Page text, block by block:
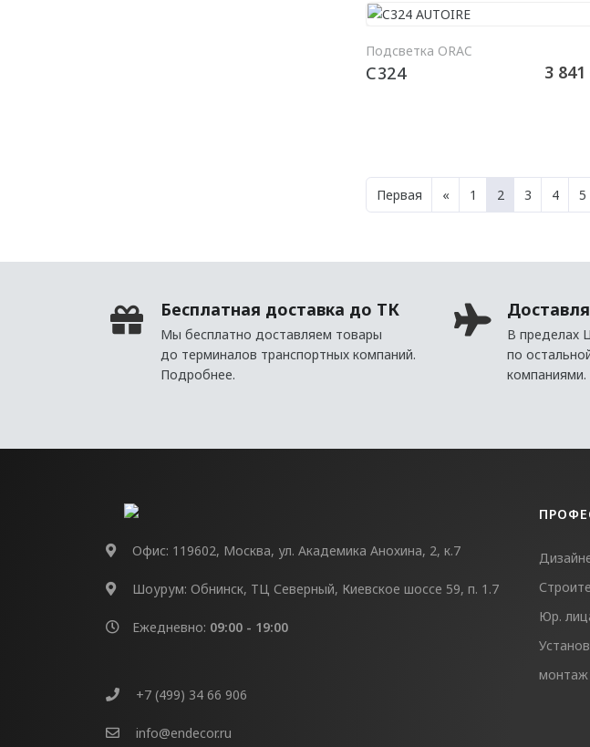
Подсветка ORAC
C324 3
Первая « 1 2 3 4 5
Бесплатная доставка до ТК
Мы бесплатно доставляем товары
до терминалов транспортных компаний.
Подробнее.
В пределах
по
компаниями.
Офис: 119602, Москва, ул. Академика Анохина, 2, к.7
Шоурум: Обнинск, ТЦ Северный, Киевское шоссе 59, п. 1.7
Ежедневно: 09:00 - 19:00
+7 (499) 34 66 906
info@endecor.ru
Юр.
монтаж